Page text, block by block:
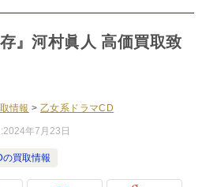
』河村眞人 高価買取致
情報 >乙女系ドラマCD
2024年7月23日
の買取情報